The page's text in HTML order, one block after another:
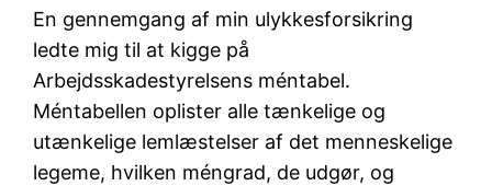
En gennemgang af min ulykkesforsikring
ledte mig til at kigge på
Arbejdsskadestyrelsens méntabel.
Méntabellen oplister alle tænkelige og
utænkelige lemlæstelser af det menneskelige
legeme, hvilken méngrad, de udgør, og